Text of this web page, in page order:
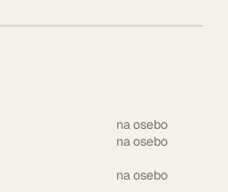
na osebo
na osebo
na osebo